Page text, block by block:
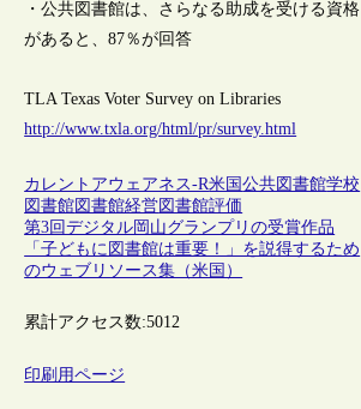
・公共図書館は、さらなる助成を受ける資格
があると、87％が回答
TLA Texas Voter Survey on Libraries
http://www.txla.org/html/pr/survey.html
カレントアウェアネス-R米国公共図書館学校
図書館図書館経営図書館評価
第3回デジタル岡山グランプリの受賞作品
「子どもに図書館は重要！」を説得するため
のウェブリソース集（米国）
累計アクセス数:5012
印刷用ページ